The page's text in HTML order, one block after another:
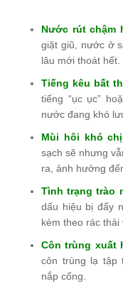
Nước rút chậm
giặt giũ, nước ở
lâu mới thoát hết.
Tiếng kêu bất
tiếng “ục ục”
nước đang khó
Mùi hôi khó
sạch sẽ nhưng
ra, ảnh hưởng
Tình trạng trào
dấu hiệu bị đẩy
kèm theo rác thải
Côn trùng xuất
côn trùng lạ tập
nắp cống.